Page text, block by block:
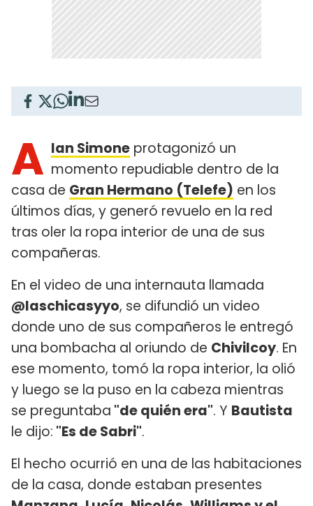
A lan Simone protagonizó un
momento repudiable dentro de la
casa de Gran Hermano (Telefe) en los
últimos días, y generó revuelo en la red
tras oler la ropa interior de una de sus
compañeras.
En el video de una internauta llamada
@laschicasyyo, se difundió un video
donde uno de sus compañeros le entregó
una bombacha al oriundo de Chivilcoy. En
ese momento, tomó la ropa interior, la olió
y luego se la puso en la cabeza mientras
se preguntaba "de quién era". Y Bautista
le dijo: "Es de Sabri".
El hecho ocurrió en una de las habitaciones
de la casa, donde estaban presentes